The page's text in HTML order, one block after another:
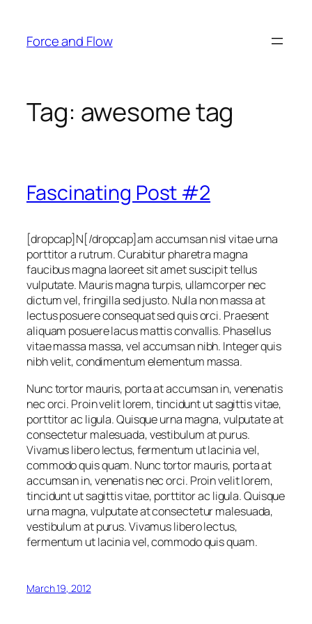
content
Force and Flow
Tag: awesome tag
Fascinating Post #2
[dropcap]N[/dropcap]am accumsan nisl vitae urna
porttitor a rutrum. Curabitur pharetra magna
faucibus magna laoreet sit amet suscipit tellus
vulputate. Mauris magna turpis, ullamcorper nec
dictum vel, fringilla sed justo. Nulla non massa at
lectus posuere consequat sed quis orci. Praesent
aliquam posuere lacus mattis convallis. Phasellus
vitae massa massa, vel accumsan nibh. Integer quis
nibh velit, condimentum elementum massa.
Nunc tortor mauris, porta at accumsan in, venenatis
nec orci. Proin velit lorem, tincidunt ut sagittis vitae,
porttitor ac ligula. Quisque urna magna, vulputate at
consectetur malesuada, vestibulum at purus.
Vivamus libero lectus, fermentum ut lacinia vel,
commodo quis quam. Nunc tortor mauris, porta at
accumsan in, venenatis nec orci. Proin velit lorem,
tincidunt ut sagittis vitae, porttitor ac ligula. Quisque
urna magna, vulputate at consectetur malesuada,
vestibulum at purus. Vivamus libero lectus,
fermentum ut lacinia vel, commodo quis quam.
March 19, 2012